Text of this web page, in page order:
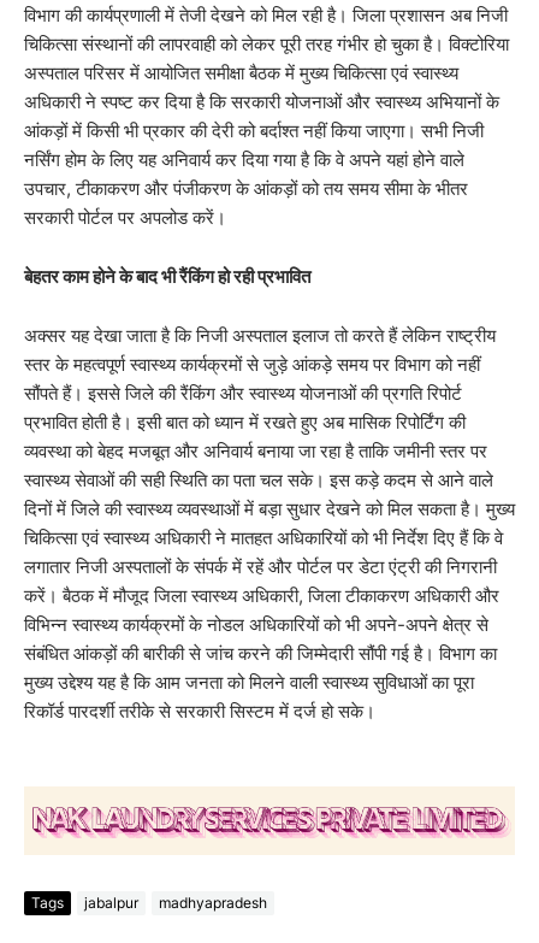
विभाग की कार्यप्रणाली में तेजी देखने को मिल रही है। जिला प्रशासन अब निजी
चिकित्सा संस्थानों की लापरवाही को लेकर पूरी तरह गंभीर हो चुका है। विक्टोरिया
अस्पताल परिसर में आयोजित समीक्षा बैठक में मुख्य चिकित्सा एवं स्वास्थ्य
अधिकारी ने स्पष्ट कर दिया है कि सरकारी योजनाओं और स्वास्थ्य अभियानों के
आंकड़ों में किसी भी प्रकार की देरी को बर्दाश्त नहीं किया जाएगा। सभी निजी
नर्सिंग होम के लिए यह अनिवार्य कर दिया गया है कि वे अपने यहां होने वाले
उपचार, टीकाकरण और पंजीकरण के आंकड़ों को तय समय सीमा के भीतर
सरकारी पोर्टल पर अपलोड करें।
बेहतर काम होने के बाद भी रैंकिंग हो रही प्रभावित
अक्सर यह देखा जाता है कि निजी अस्पताल इलाज तो करते हैं लेकिन राष्ट्रीय
स्तर के महत्वपूर्ण स्वास्थ्य कार्यक्रमों से जुड़े आंकड़े समय पर विभाग को नहीं
सौंपते हैं। इससे जिले की रैंकिंग और स्वास्थ्य योजनाओं की प्रगति रिपोर्ट
प्रभावित होती है। इसी बात को ध्यान में रखते हुए अब मासिक रिपोर्टिंग की
व्यवस्था को बेहद मजबूत और अनिवार्य बनाया जा रहा है ताकि जमीनी स्तर पर
स्वास्थ्य सेवाओं की सही स्थिति का पता चल सके। इस कड़े कदम से आने वाले
दिनों में जिले की स्वास्थ्य व्यवस्थाओं में बड़ा सुधार देखने को मिल सकता है। मुख्य
चिकित्सा एवं स्वास्थ्य अधिकारी ने मातहत अधिकारियों को भी निर्देश दिए हैं कि वे
लगातार निजी अस्पतालों के संपर्क में रहें और पोर्टल पर डेटा एंट्री की निगरानी
करें। बैठक में मौजूद जिला स्वास्थ्य अधिकारी, जिला टीकाकरण अधिकारी और
विभिन्न स्वास्थ्य कार्यक्रमों के नोडल अधिकारियों को भी अपने-अपने क्षेत्र से
संबंधित आंकड़ों की बारीकी से जांच करने की जिम्मेदारी सौंपी गई है। विभाग का
मुख्य उद्देश्य यह है कि आम जनता को मिलने वाली स्वास्थ्य सुविधाओं का पूरा
रिकॉर्ड पारदर्शी तरीके से सरकारी सिस्टम में दर्ज हो सके।
Tags jabalpur madhyapradesh